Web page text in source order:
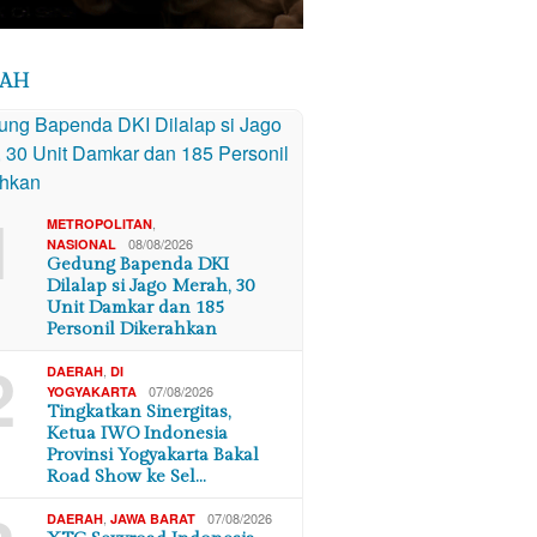
METROPOLITAN
NASIONAL 08/08/2026
Gedung Bapenda DKI
Dilalap si Jago Merah, 30
Unit Damkar dan 185
Personil Dikerahkan
DAERAH ,DI
YOGYAKARTA
07/08/2026
Tingkatkan Sinergitas,
Ketua IWO Indonesia
Provinsi Yogyakarta Bakal
Road Show ke Sel…
DAERAH ,JAWA BARAT 07/08/2026